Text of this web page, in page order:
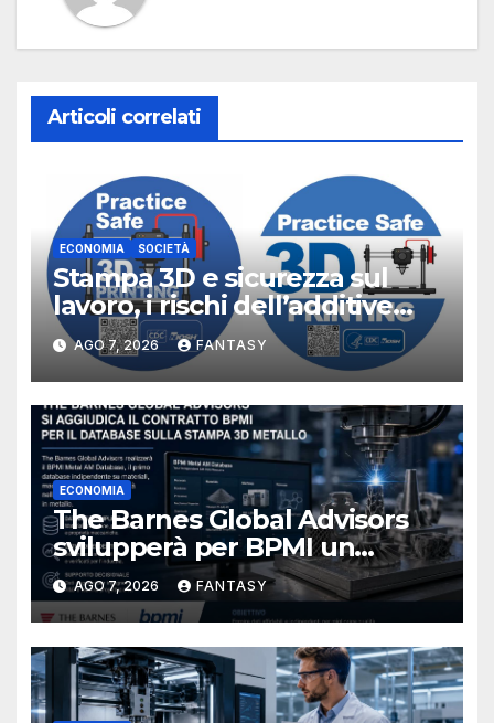
Articoli correlati
ECONOMIA SOCIETÀ
Stampa 3D e sicurezza sul
lavoro, i rischi dell’additive
manufacturing secondo
NIOSH
AGO 7, 2026 FANTASY
ECONOMIA
The Barnes Global Advisors
svilupperà per BPMI un
database per la stampa 3D
metallica destinata alla filiera
navale statunitense
AGO 7, 2026 FANTASY